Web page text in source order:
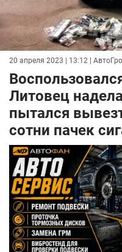
20 апреля 2023 | 13:12 |
Литовец
пытался
сотни пачек